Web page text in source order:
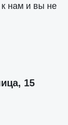
нам и вы не
15